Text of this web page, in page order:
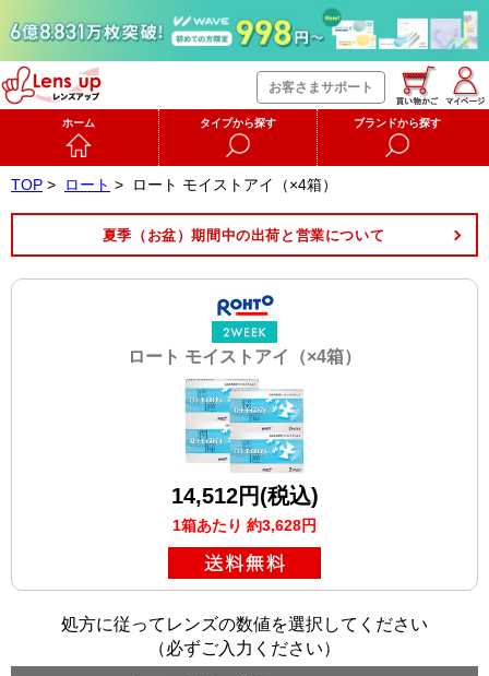
お客さまサポート
ホーム タイプから探す ブランドから探す
TOP > ロート > ロート モイストアイ（×4箱）
夏季（お盆）期間中の出荷と営業について
ロート モイストアイ（×4箱）
14,512円(税込)
1箱あたり 約3,628円
処方に従ってレンズの数値を選択してください
（必ずご入力ください）